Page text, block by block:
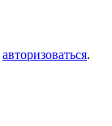
авторизоваться.